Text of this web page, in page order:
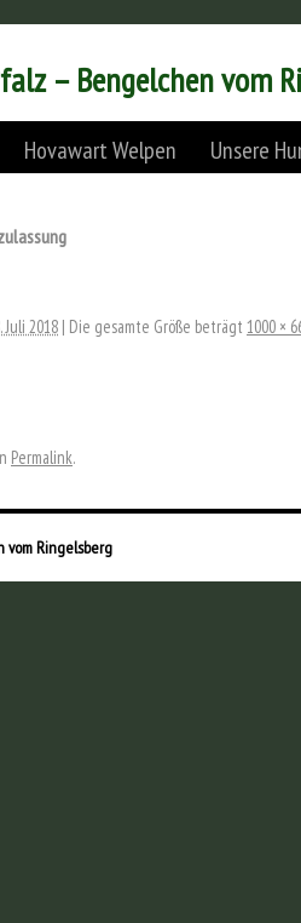
– Bengelchen vom
Hovawart Welpen Unsere
Juli 2018 | Die gesamte Größe beträgt 1000 ×
Permalink.
vom Ringelsberg